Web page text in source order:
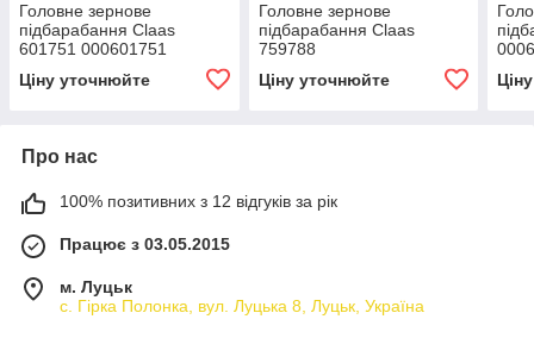
Головне зернове
підбарабання Claas
601751 000601751
Ціну уточнюйте
Головне зернове
підбарабання Claas
759788
Ціну уточнюйте
Про нас
100% позитивних з 12 відгуків за рік
Працює з 03.05.2015
м. Луцьк
с. Гірка Полонка, вул. Луцька 8, Луцьк, Україна